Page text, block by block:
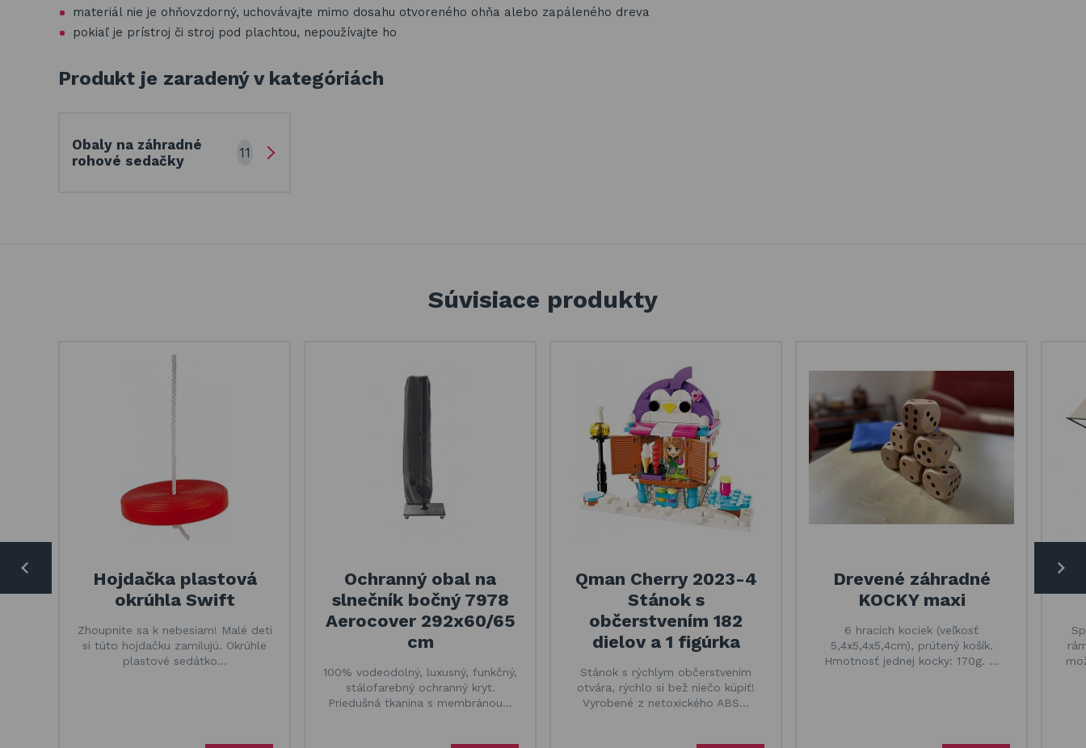
materiál nie je ohňovzdorný, uchovávajte mimo dosahu otvoreného ohňa alebo zapáleného dreva
pokiaľ je prístroj či stroj pod plachtou, nepoužívajte ho
Produkt je zaradený v kategóriách
Obaly na záhradné
rohové sedačky
11
Súvisiace produkty
Hojdačka plastová
okrúhla Swift
Zhoupnite sa k nebesiam! Malé deti
si túto hojdačku zamilujú. Okrúhle
plastové sedátko…
Ochranný obal na
slnečník bočný 7978
Aerocover 292x60/65
cm
100% vodeodolný, luxusný, funkčný,
stálofarebný ochranný kryt.
Priedušná tkanina s membránou…
Qman Cherry 2023-4
Stánok s
občerstvením 182
dielov a 1 figúrka
Stánok s rýchlym občerstvením
otvára, rýchlo si bež niečo kúpiť!
Vyrobené z netoxického ABS…
Drevené záhradné
KOCKY maxi
6 hracích kociek (veľkosť
5,4x5,4x5,4cm), prútený košík.
Hmotnosť jednej kocky: 170g. …